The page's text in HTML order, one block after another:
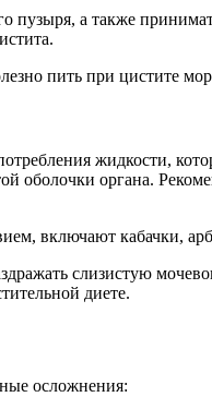
пузыря, а также
жидкости,
оболочки органа.
включают кабачки,
слизистую
диете.
осложнения: